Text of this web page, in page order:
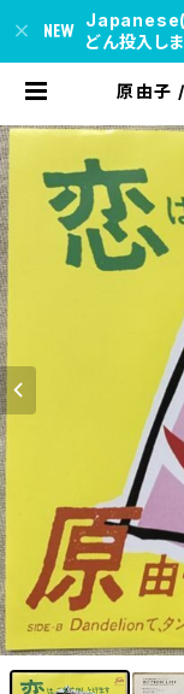
どん投入しま
原由子